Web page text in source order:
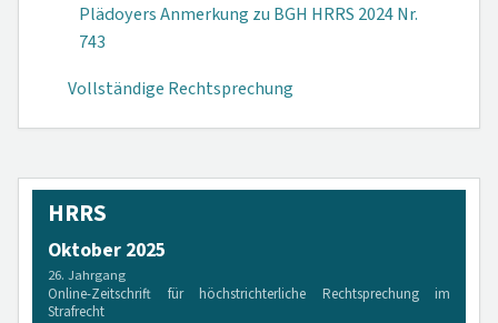
Plädoyers Anmerkung zu BGH HRRS 2024 Nr.
743
Vollständige Rechtsprechung
HRRS
Oktober 2025
26. Jahrgang
Online-Zeitschrift für höchstrichterliche Rechtsprechung im
Strafrecht